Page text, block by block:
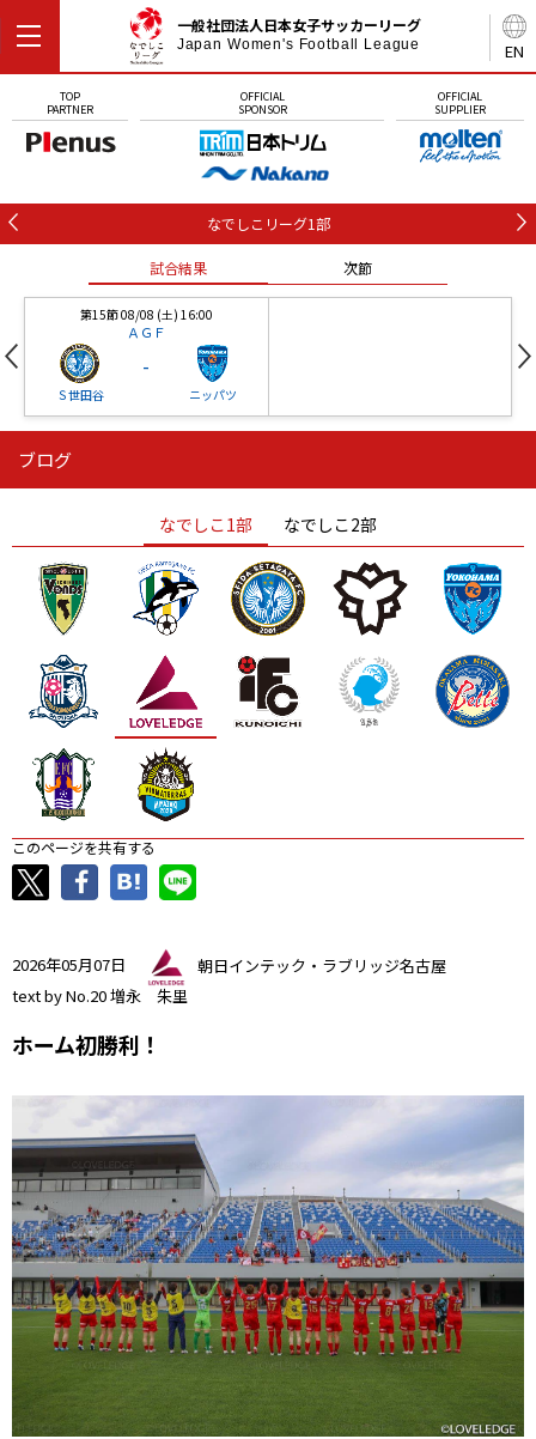
EN
一般社団法人日本女子サッカーリーグ
Japan Women's Football League
TOP
PARTNER
OFFICIAL
SPONSOR
OFFICIAL
SUPPLIER
なでしこリーグ1部
試合結果 次節
第15節 08/08 (土) 16:00
ＡＧＦ
Ｓ世田谷
-
ニッパツ
ニッパツ
ニッパツ 名古屋
石人の星
静岡 愛媛Ｌ
ブログ
なでしこ1部 なでしこ2部
このページを共有する
2026年05月07日
朝日インテック・ラブリッジ名古屋
text by No.20 増永 朱里
ホーム初勝利！